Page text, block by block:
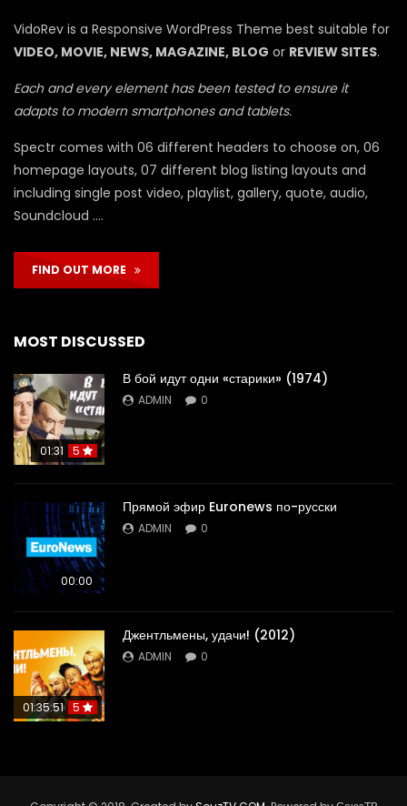
VidoRev is a Responsive WordPress Theme best suitable for
VIDEO, MOVIE, NEWS, MAGAZINE, BLOG or REVIEW SITES.
Each and every element has been tested to ensure it
adapts to modern smartphones and tablets.
Spectr comes with 06 different headers to choose on, 06
homepage layouts, 07 different blog listing layouts and
including single post video, playlist, gallery, quote, audio,
Soundcloud ….
FIND OUT MORE
MOST DISCUSSED
01:31 5
В бой идут одни «старики» (1974)
ADMIN 0
00:00
Прямой эфир Euronews по-русски
ADMIN 0
01:35:51 5
Джентльмены, удачи! (2012)
ADMIN 0